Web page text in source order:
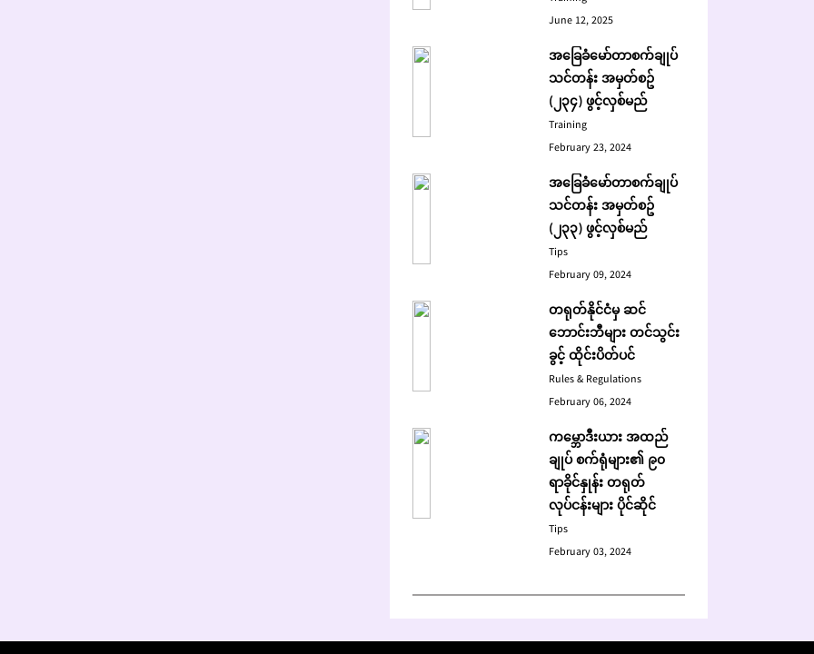
June 12, 2025
အခြေခံမော်တာစက်ချုပ်
သင်တန်း အမှတ်စဥ်
(၂၃၄) ဖွင့်လှစ်မည်
Training
February 23, 2024
အခြေခံမော်တာစက်ချုပ်
သင်တန်း အမှတ်စဥ်
(၂၃၃) ဖွင့်လှစ်မည်
Tips
February 09, 2024
တရုတ်နိုင်ငံမှ ဆင်
ဘောင်းဘီများ တင်သွင်း
ခွင့် ထိုင်းပိတ်ပင်
Rules & Regulations
February 06, 2024
ကမ္ဘောဒီးယား အထည်
ချုပ် စက်ရုံများ၏ ၉၀
ရာခိုင်နှုန်း တရုတ်
လုပ်ငန်းများ ပိုင်ဆိုင်
Tips
February 03, 2024